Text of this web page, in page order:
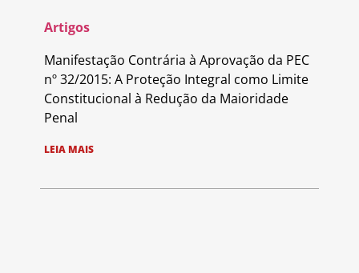
Artigos
Manifestação Contrária à Aprovação da PEC
nº 32/2015: A Proteção Integral como Limite
Constitucional à Redução da Maioridade
Penal
LEIA MAIS